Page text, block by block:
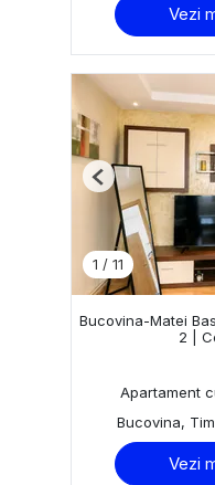
Vezi
1 / 11
Previous
Bucovina-Matei
2 |
Apartament
Bucovina,
Vezi